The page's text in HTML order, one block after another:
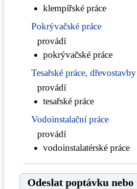
klempířské práce
Pokrývačské práce
provádí
pokrývačské práce
Tesařské práce, dřevostavby
provádí
tesařské práce
Vodoinstalační práce
provádí
vodoinstalatérské práce
Odeslat poptávku